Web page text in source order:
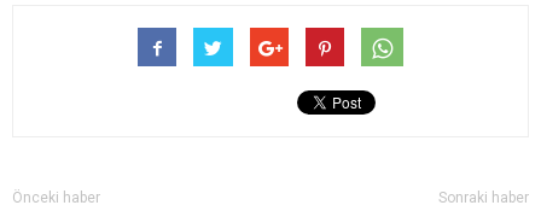
Önceki haber Sonraki haber